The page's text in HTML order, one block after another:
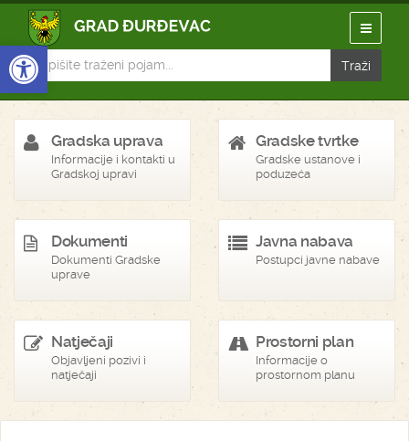
Open toolbar
Gradska uprava
Informacije i kontakti u
Gradskoj upravi
Gradske tvrtke
Gradske ustanove i
poduzeća
Dokumenti
Dokumenti Gradske
uprave
Javna nabava
Postupci javne nabave
Natječaji
Objavljeni pozivi i
natječaji
Prostorni plan
Informacije o
prostornom planu